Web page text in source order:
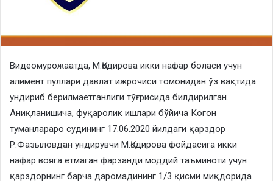
Видеомурожаатда, М.Қодирова икки нафар боласи учун
алимент пуллари давлат ижрочиси томонидан ўз вақтида
ундириб берилмаётганлиги тўғрисида билдирилган.
Аниқланишича, фуқаролик ишлари бўйича Когон
туманлараро судининг 17.06.2020 йилдаги қарздор
Р.Фазыловдан ундирувчи М.Қодирова фойдасига икки
нафар вояга етмаган фарзанди моддий таъминоти учун
қарздорнинг барча даромадининг 1/3 қисми миқдорида